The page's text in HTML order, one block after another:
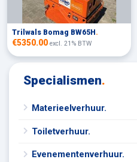
Trilwals Bomag BW65H.
€5350.00 excl. 21% BTW
Specialismen.
Materieelverhuur.
Toiletverhuur.
Evenementenverhuur.